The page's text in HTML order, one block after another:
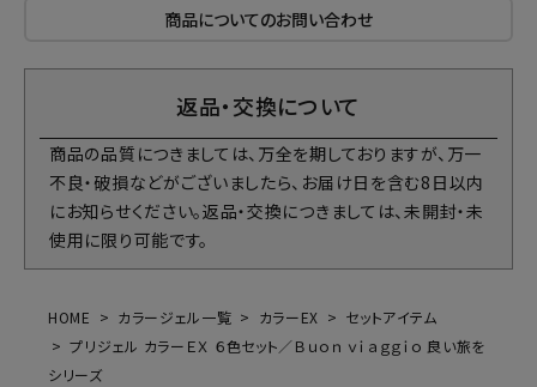
商品についてのお問い合わせ
返品・交換について
商品の品質につきましては、万全を期しておりますが、万一
不良・破損などがございましたら、お届け日を含む8日以内
にお知らせください。返品・交換につきましては、未開封・未
使用に限り可能です。
HOME カラージェル一覧 カラーEX
セットアイテム
プリジェル カラーＥＸ ６色セット／Ｂｕｏｎ ｖｉａｇｇｉｏ 良い旅を
シリーズ